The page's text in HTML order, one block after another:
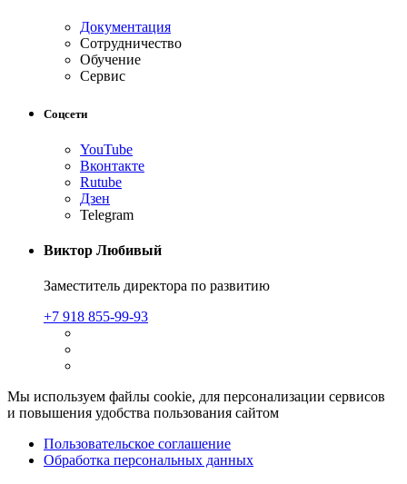
Документация
Сотрудничество
Обучение
Сервис
Соцсети
YouTube
Вконтакте
Rutube
Дзен
Telegram
Виктор Любивый
Заместитель директора по развитию
+7 918 855-99-93
Мы используем файлы cookie, для персонализации сервисов
и повышения удобства пользования сайтом
Пользовательское соглашение
Обработка персональных данных